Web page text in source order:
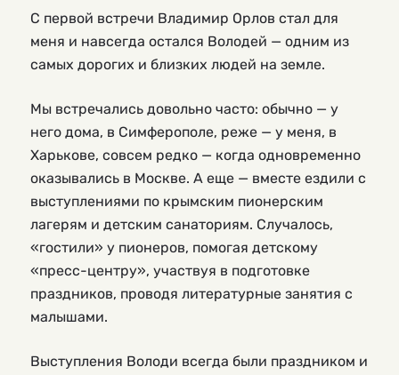
С первой встречи Владимир Орлов стал для
меня и навсегда остался Володей — одним из
самых дорогих и близких людей на земле.
Мы встречались довольно часто: обычно — у
него дома, в Симферополе, реже — у меня, в
Харькове, совсем редко — когда одновременно
оказывались в Москве. А еще — вместе ездили с
выступлениями по крымским пионерским
лагерям и детским санаториям. Случалось,
«гостили» у пионеров, помогая детскому
«пресс-центру», участвуя в подготовке
праздников, проводя литературные занятия с
малышами.
Выступления Володи всегда были праздником и